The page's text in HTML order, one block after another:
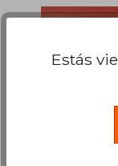
Estás